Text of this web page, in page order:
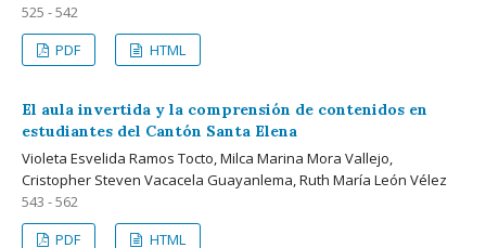
525 - 542
PDF
HTML
El aula invertida y la comprensión de contenidos en
estudiantes del Cantón Santa Elena
Violeta Esvelida Ramos Tocto, Milca Marina Mora Vallejo,
Cristopher Steven Vacacela Guayanlema, Ruth María León Vélez
543 - 562
PDF
HTML